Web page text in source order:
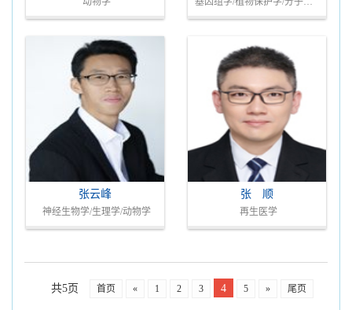
张云峰
神经生物学/生理学/动物学
张 顺
再生医学
共5页 首页 « 1 2 3 4 5 » 尾页